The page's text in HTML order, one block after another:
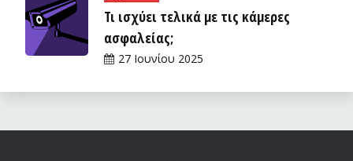
Τι ισχύει τελικά με τις κάμερες
ασφαλείας;
27 Ιουνίου 2025